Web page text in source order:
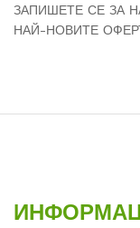
ЗАПИШЕТЕ СЕ ЗА
НАЙ-НОВИТЕ